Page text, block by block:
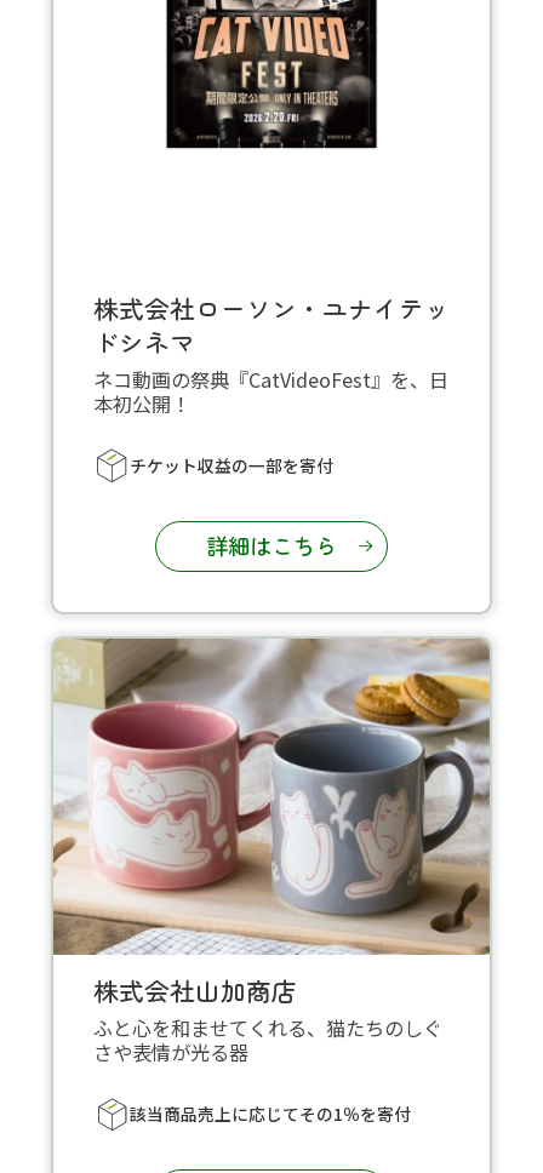
株式会社ローソン・ユナイテッ
ドシネマ
ネコ動画の祭典『CatVideoFest』を、日
本初公開！
チケット収益の一部を寄付
詳細はこちら
株式会社山加商店
ふと心を和ませてくれる、猫たちのしぐ
さや表情が光る器
該当商品売上に応じてその1％を寄付